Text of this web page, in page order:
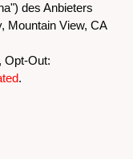
des Anbieters
Mountain View, CA
, Opt-Out:
.